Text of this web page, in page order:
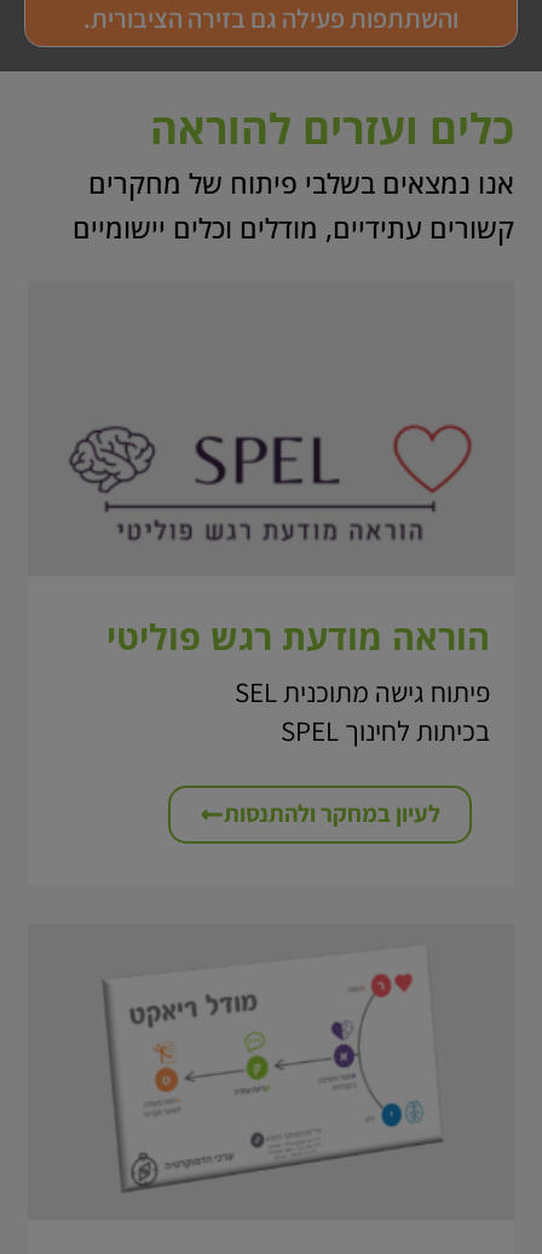
והשתתפות פעילה גם בזירה הציבורית.
כלים ועזרים להוראה
אנו נמצאים בשלבי פיתוח של מחקרים
קשורים עתידיים, מודלים וכלים יישומיים
הוראה מודעת רגש פוליטי
פיתוח גישה מתוכנית SEL
בכיתות לחינוך SPEL
לעיון במחקר ולהתנסות